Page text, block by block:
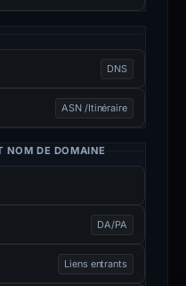
DNS
ASN /Itinéraire
NOM DE DOMAINE
DA/PA
Liens entrants